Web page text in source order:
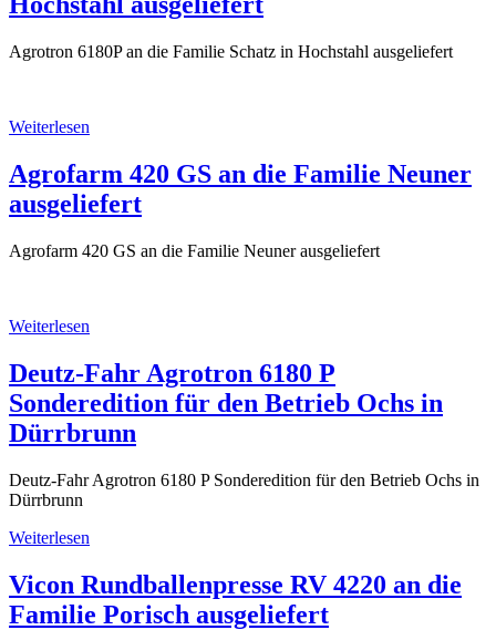
Agrotron 6180P an die Familie Schatz in Hochstahl ausgeliefert
Weiterlesen
Agrofarm 420 GS an die Familie Neuner
ausgeliefert
Agrofarm 420 GS an die Familie Neuner ausgeliefert
Weiterlesen
Deutz-Fahr Agrotron 6180 P
Sonderedition für den Betrieb Ochs in
Dürrbrunn
Deutz-Fahr Agrotron 6180 P Sonderedition für den Betrieb Ochs in
Dürrbrunn
Weiterlesen
Vicon Rundballenpresse RV 4220 an die
Familie Porisch ausgeliefert